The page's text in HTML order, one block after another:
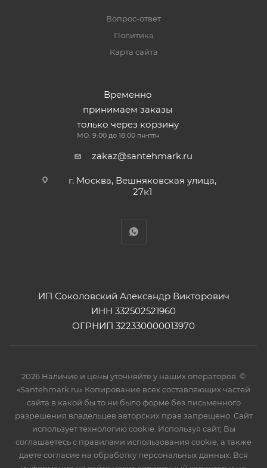
Вопрос-ответ
Политика
Карта сайта
Временно
принимаем заказы
только через корзину
МО: 9:00 до 18:00 пн-птн
zakaz@santehmark.ru
г. Москва, Вешняковская улица,
27к1
ИП Соколовский Александр Викторович
ИНН 332502521960
ОГРНИП 322330000013970
2026 Наличие и цены уточняйте у наших операторов. ©
«Santehmark.ru» Копирование всех составляющих частей
сайта в какой бы то ни было форме без письменного
разрешения владельцев авторских прав запрещено. Сайт
использует технологию cookie. Используя сайт, Вы
соглашаетесь с правилами использования cookie, а также
даете согласие на обработку персональных данных. Вся